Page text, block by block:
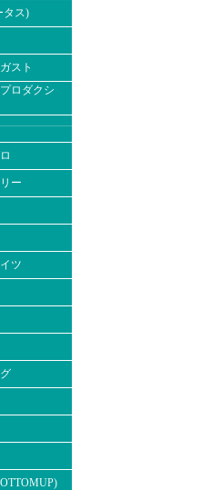
タス)
スト
ロダクシ
ー
ツ